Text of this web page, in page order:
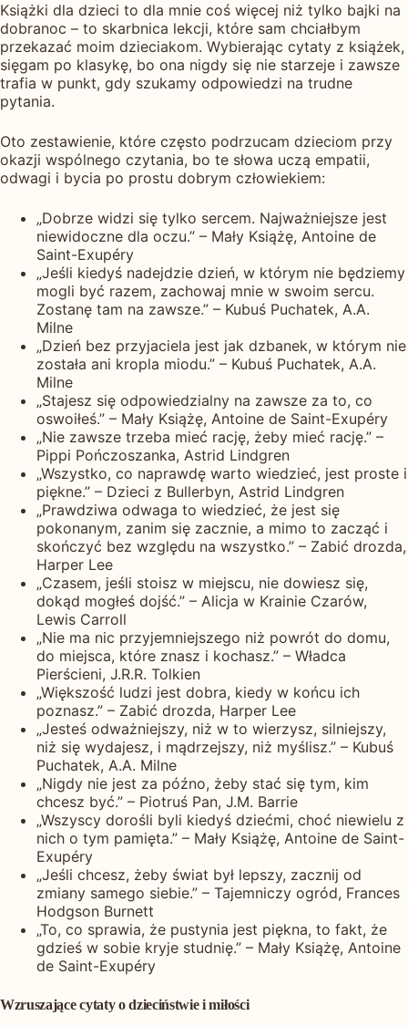
Książki dla dzieci to dla mnie coś więcej niż tylko bajki na
dobranoc – to skarbnica lekcji, które sam chciałbym
przekazać moim dzieciakom. Wybierając cytaty z książek,
sięgam po klasykę, bo ona nigdy się nie starzeje i zawsze
trafia w punkt, gdy szukamy odpowiedzi na trudne
pytania.
Oto zestawienie, które często podrzucam dzieciom przy
okazji wspólnego czytania, bo te słowa uczą empatii,
odwagi i bycia po prostu dobrym człowiekiem:
„Dobrze widzi się tylko sercem. Najważniejsze jest
niewidoczne dla oczu.” – Mały Książę, Antoine de
Saint-Exupéry
„Jeśli kiedyś nadejdzie dzień, w którym nie będziemy
mogli być razem, zachowaj mnie w swoim sercu.
Zostanę tam na zawsze.” – Kubuś Puchatek, A.A.
Milne
„Dzień bez przyjaciela jest jak dzbanek, w którym nie
została ani kropla miodu.” – Kubuś Puchatek, A.A.
Milne
„Stajesz się odpowiedzialny na zawsze za to, co
oswoiłeś.” – Mały Książę, Antoine de Saint-Exupéry
„Nie zawsze trzeba mieć rację, żeby mieć rację.” –
Pippi Pończoszanka, Astrid Lindgren
„Wszystko, co naprawdę warto wiedzieć, jest proste i
piękne.” – Dzieci z Bullerbyn, Astrid Lindgren
„Prawdziwa odwaga to wiedzieć, że jest się
pokonanym, zanim się zacznie, a mimo to zacząć i
skończyć bez względu na wszystko.” – Zabić drozda,
Harper Lee
„Czasem, jeśli stoisz w miejscu, nie dowiesz się,
dokąd mogłeś dojść.” – Alicja w Krainie Czarów,
Lewis Carroll
„Nie ma nic przyjemniejszego niż powrót do domu,
do miejsca, które znasz i kochasz.” – Władca
Pierścieni, J.R.R. Tolkien
„Większość ludzi jest dobra, kiedy w końcu ich
poznasz.” – Zabić drozda, Harper Lee
„Jesteś odważniejszy, niż w to wierzysz, silniejszy,
niż się wydajesz, i mądrzejszy, niż myślisz.” – Kubuś
Puchatek, A.A. Milne
„Nigdy nie jest za późno, żeby stać się tym, kim
chcesz być.” – Piotruś Pan, J.M. Barrie
„Wszyscy dorośli byli kiedyś dziećmi, choć niewielu z
nich o tym pamięta.” – Mały Książę, Antoine de Saint-
Exupéry
„Jeśli chcesz, żeby świat był lepszy, zacznij od
zmiany samego siebie.” – Tajemniczy ogród, Frances
Hodgson Burnett
„To, co sprawia, że pustynia jest piękna, to fakt, że
gdzieś w sobie kryje studnię.” – Mały Książę, Antoine
de Saint-Exupéry
Wzruszające cytaty o dzieciństwie i miłości